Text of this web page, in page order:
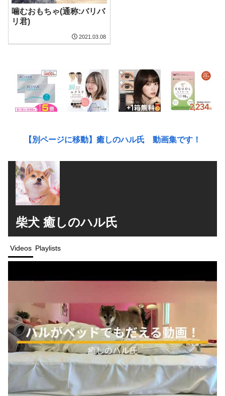
噛むおもちゃ(通称:バリバ
リ君)
2021.03.08
【別ページに移動】癒しのハル氏 動画集です！
柴犬 癒しのハル氏
Videos Playlists